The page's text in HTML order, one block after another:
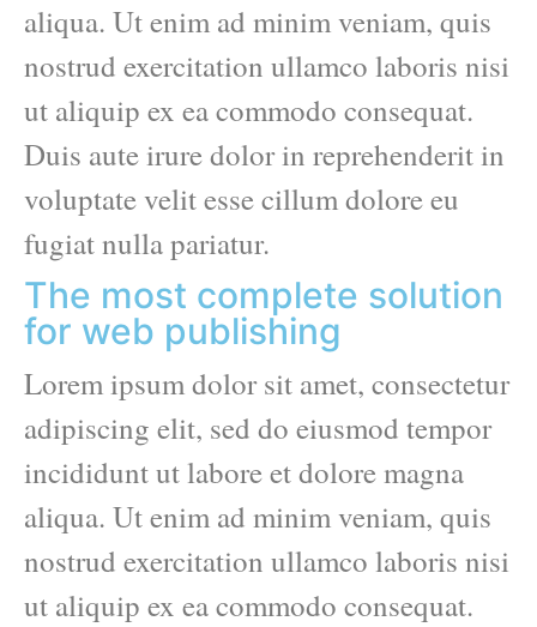
aliqua. Ut enim ad minim veniam, quis
nostrud exercitation ullamco laboris nisi
ut aliquip ex ea commodo consequat.
Duis aute irure dolor in reprehenderit in
voluptate velit esse cillum dolore eu
fugiat nulla pariatur.
The most complete solution
for web publishing
Lorem ipsum dolor sit amet, consectetur
adipiscing elit, sed do eiusmod tempor
incididunt ut labore et dolore magna
aliqua. Ut enim ad minim veniam, quis
nostrud exercitation ullamco laboris nisi
ut aliquip ex ea commodo consequat.